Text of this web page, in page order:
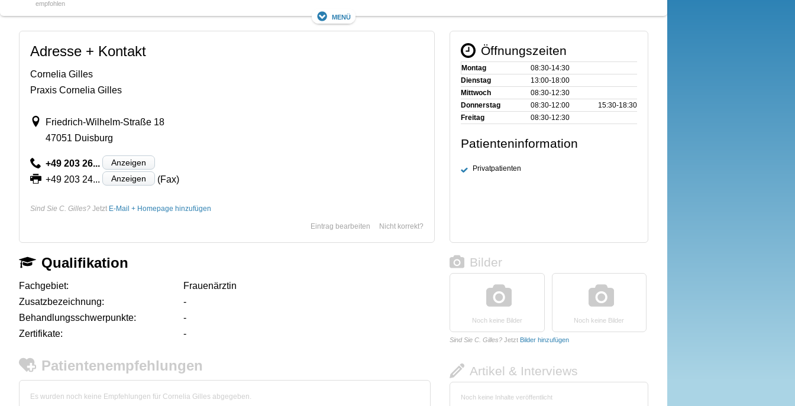
Menü
Adresse + Kontakt
Cornelia Gilles
Praxis Cornelia Gilles
Friedrich-Wilhelm-Straße 18
47051 Duisburg
+49 203 26... Anzeigen
+49 203 24... Anzeigen (Fax)
Sind Sie C. Gilles? Jetzt E-Mail + Homepage hinzufügen
Nicht korrekt?
Eintrag bearbeiten
Öffnungszeiten
Montag
08:30‑14:30
Dienstag
13:00‑18:00
Mittwoch
08:30‑12:30
Donnerstag
08:30‑12:00
15:30‑18:30
Freitag
08:30‑12:30
Patienteninformation
Privatpatienten
Qualifikation
Fachgebiet:
Frauenärztin
Zusatzbezeichnung:
-
Behandlungsschwerpunkte:
-
Zertifikate:
-
Patientenempfehlungen
Es wurden noch keine Empfehlungen für Cornelia Gilles abgegeben.
Bilder
Noch keine Bilder Noch keine Bilder
Sind Sie C. Gilles? Jetzt Bilder hinzufügen
Artikel & Interviews
Noch keine Inhalte veröffentlicht